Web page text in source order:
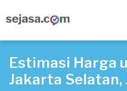
Estimasi Harga
Jakarta